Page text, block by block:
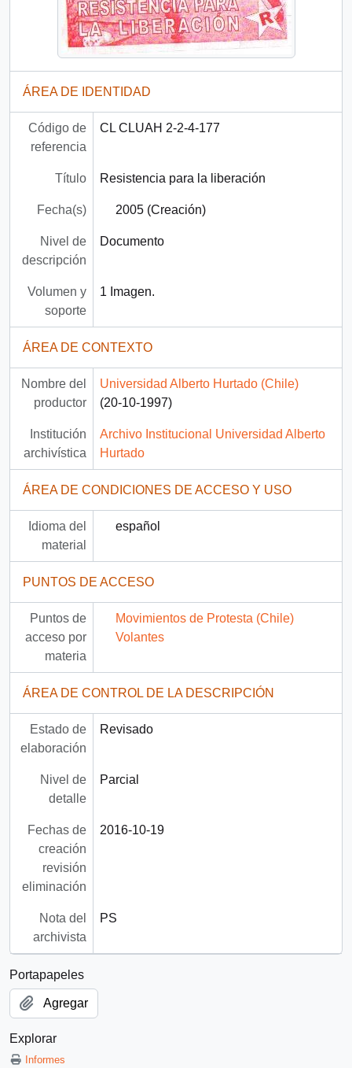
ÁREA DE IDENTIDAD
Código de
referencia
CL CLUAH 2-2-4-177
Título Resistencia para la liberación
Fecha(s) 2005 (Creación)
Nivel de
descripción
Documento
Volumen y
soporte
1 Imagen.
ÁREA DE CONTEXTO
Nombre del
productor
Universidad Alberto Hurtado (Chile)
(20-10-1997)
Institución
archivística
Archivo Institucional Universidad Alberto
Hurtado
ÁREA DE CONDICIONES DE ACCESO Y USO
Idioma del
material
español
PUNTOS DE ACCESO
Puntos de
acceso por
materia
Movimientos de Protesta (Chile)
Volantes
ÁREA DE CONTROL DE LA DESCRIPCIÓN
Estado de
elaboración
Revisado
Nivel de
detalle
Parcial
Fechas de
creación
revisión
eliminación
2016-10-19
Nota del
archivista
PS
Portapapeles
Agregar
Explorar
Informes